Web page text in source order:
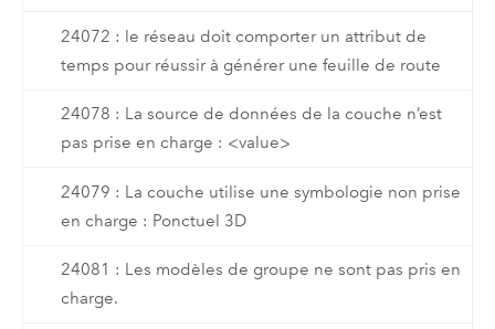
24072 : le réseau doit comporter un attribut de
temps pour réussir à générer une feuille de route
24078 : La source de données de la couche n’est
pas prise en charge : <value>
24079 : La couche utilise une symbologie non prise
en charge : Ponctuel 3D
24081 : Les modèles de groupe ne sont pas pris en
charge.